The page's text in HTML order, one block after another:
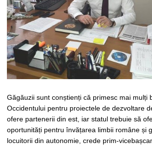
Găgăuzii sunt conștienți că primesc mai mulți
Occidentului pentru proiectele de dezvoltare
ofere partenerii din est, iar statul trebuie să
oportunități pentru învățarea limbii române și
locuitorii din autonomie, crede prim-